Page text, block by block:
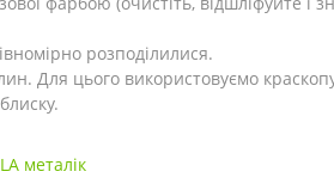
розподілилися.
Для цього використовуємо
металік